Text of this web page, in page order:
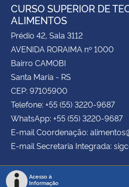
CURSO SUPERIOR DE
ALIMENTOS
Prédio 42, Sala 3112
AVENIDA RORAIMA nº 1000
Bairro CAMOBI
Santa Maria - RS
CEP: 97105900
Telefone: +55 (55) 3220-9687
WhatsApp: +55 (55) 3220-9687
E-mail Coordenação:
E-mail Secretaria Integrada:
Acesso à
Informação